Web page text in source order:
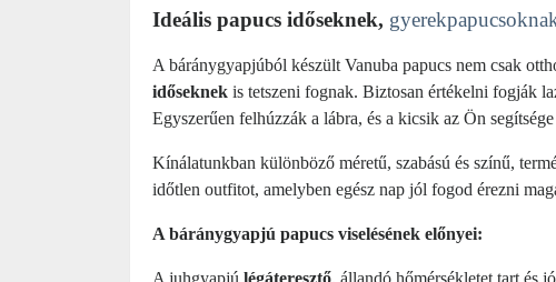
Ideális papucs időseknek,
A báránygyapjúból készült Vanuba papucs nem csak
időseknek is tetszeni fognak. Biztosan értékelni fogják
Egyszerűen felhúzzák a lábra, és a kicsik az Ön
Kínálatunkban különböző méretű, szabású és színű,
időtlen outfitot, amelyben egész nap jól fogod érezni
A báránygyapjú papucs viselésének előnyei:
A juhgyapjú légáteresztő, állandó hőmérsékletet tart és